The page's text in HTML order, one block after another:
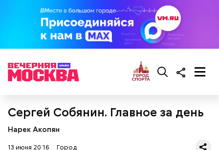
Сергей Собянин. Главное за день
Нарек Акопян
13 июня 20:16 Город